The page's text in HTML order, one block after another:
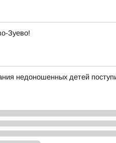
Зуево!
недоношенных детей